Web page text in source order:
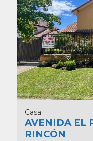
Casa
AVENIDA EL
RINCÓN